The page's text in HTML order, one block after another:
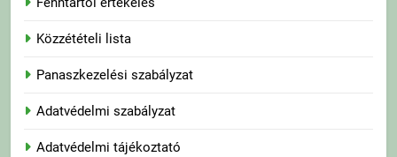
Közzétételi lista
Panaszkezelési szabályzat
Adatvédelmi szabályzat
Adatvédelmi tájékoztató